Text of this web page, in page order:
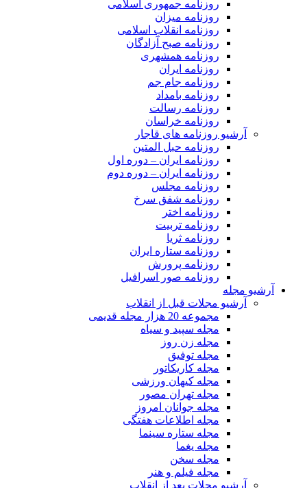
روزنامه جمهوری اسلامی
روزنامه میزان
روزنامه انقلاب اسلامی
روزنامه صبح آزادگان
روزنامه همشهری
روزنامه ایران
روزنامه جام جم
روزنامه بامداد
روزنامه رسالت
روزنامه خراسان
آرشیو روزنامه های قاجار
روزنامه حبل المتین
روزنامه ایران – دوره اول
روزنامه ایران – دوره دوم
روزنامه مجلس
روزنامه شفق سرخ
روزنامه اختر
روزنامه تربیت
روزنامه ثریا
روزنامه ستاره ایران
روزنامه پرورش
روزنامه صور اسرافیل
آرشیو مجله
آرشیو مجلات قبل از انقلاب
مجموعه 20 هزار مجله قدیمی
مجله سپید و سیاه
مجله زن روز
مجله توفیق
مجله کاریکاتور
مجله کیهان ورزشی
مجله تهران مصور
مجله جوانان امروز
مجله اطلاعات هفتگی
مجله ستاره سینما
مجله یغما
مجله سخن
مجله فیلم و هنر
آرشیو مجلات بعد از انقلاب